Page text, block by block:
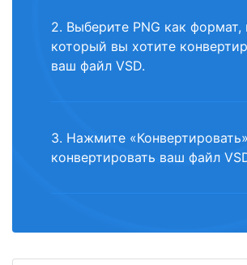
2. Выберите PNG как формат,
который вы хотите
ваш файл VSD.
3. Нажмите
конвертировать ваш файл